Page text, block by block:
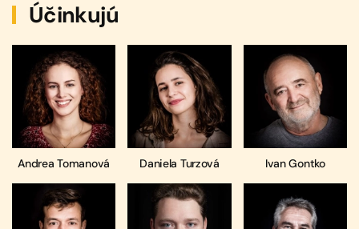
Účinkujú
Andrea Tomanová Daniela Turzová Ivan Gontko